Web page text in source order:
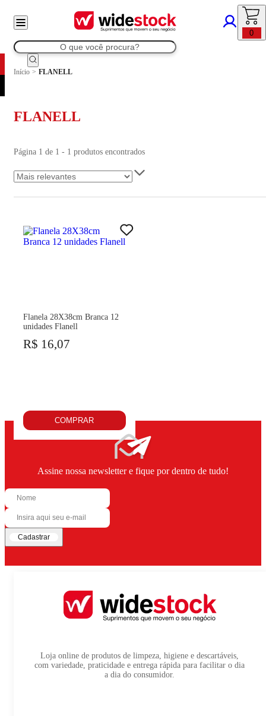
0
Início > FLANELL
FLANELL
Página 1 de 1 - 1 produtos encontrados
Flanela 28X38cm Branca 12
unidades Flanell
R$ 16,07
COMPRAR
Assine nossa newsletter e fique por dentro de tudo!
Cadastrar
Loja online de produtos de limpeza, higiene e descartáveis,
com variedade, praticidade e entrega rápida para facilitar o dia
a dia do consumidor.